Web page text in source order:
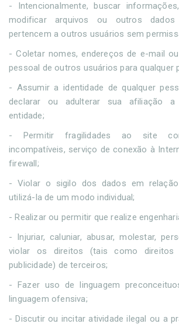
- Intencionalmente, buscar
modificar arquivos ou outros
pertencem a outros usuários sem
- Coletar nomes, endereços de e-mail
pessoal de outros usuários para qualquer
- Assumir a identidade de qualquer
declarar ou adulterar sua afiliação
entidade;
- Permitir fragilidades ao site
incompatíveis, serviço de conexão à
firewall;
- Violar o sigilo dos dados em
utilizá-la de um modo individual;
- Realizar ou permitir que realize
- Injuriar, caluniar, abusar, molestar,
violar os direitos (tais como direitos
publicidade) de terceiros;
- Fazer uso de linguagem
linguagem ofensiva;
- Discutir ou incitar atividade ilegal ou a